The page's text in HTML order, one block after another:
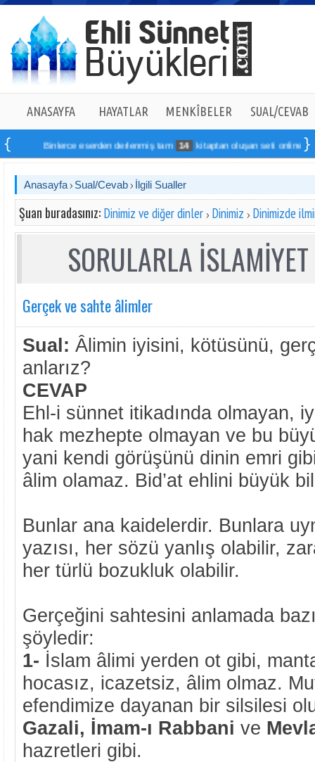
ANASAYFA HAYATLAR MENKÎBELER SUAL/CEVAB
Binlerce eserden derlenmiş tam 14 kitaptan oluşan seti online sipariş
Anasayfa Sual/Cevab İlgili Sualler
Şuan buradasınız: Dinimiz ve diğer dinler Dinimiz Dinimizde
SORULARLA
Gerçek ve sahte âlimler
Sual: Âlimin iyisini, kötüsünü,
anlarız?
CEVAP
Ehl-i sünnet itikadında olmayan,
hak mezhepte olmayan ve bu
yani kendi görüşünü dinin emri
âlim olamaz. Bid’at ehlini büyük
Bunlar ana kaidelerdir. Bunlara
yazısı, her sözü yanlış olabilir,
her türlü bozukluk olabilir.
Gerçeğini sahtesini anlamada
şöyledir:
1- İslam âlimi yerden ot gibi,
hocasız, icazetsiz, âlim olmaz.
efendimize dayanan bir silsilesi
Gazali, İmam-ı Rabbani ve
hazretleri gibi.